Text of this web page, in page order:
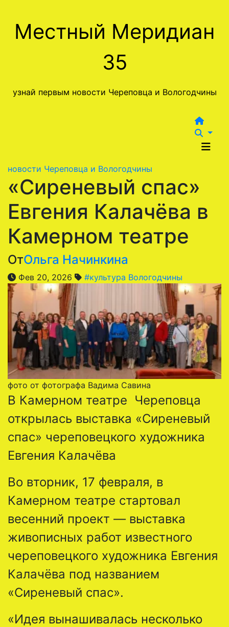
содержимому
Местный Меридиан
35
узнай первым новости Череповца и Вологодчины
новости Череповца и Вологодчины
«Сиреневый спас»
Евгения Калачëва в
Камерном театре
ОтОльга Начинкина
Фев 20, 2026 #культура Вологодчины
фото от фотографа Вадима Савина
В Камерном театре Череповца
открылась выставка «Сиреневый
спас» череповецкого художника
Евгения Калачёва
Во вторник, 17 февраля, в
Камерном театре стартовал
весенний проект — выставка
живописных работ известного
череповецкого художника Евгения
Калачёва под названием
«Сиреневый спас».
«Идея вынашивалась несколько